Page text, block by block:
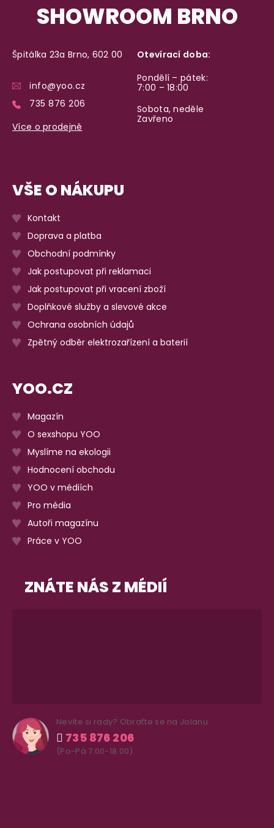
SHOWROOM BRNO
Špitálka 23a Brno, 602 00
info@yoo.cz
735 876 206
Více o prodejně
Otevírací doba:
Pondělí – pátek:
7:00 – 18:00
Sobota, neděle
Zavřeno
VŠE O NÁKUPU
Kontakt
Doprava a platba
Obchodní podmínky
Jak postupovat při reklamaci
Jak postupovat při vracení zboží
Doplňkové služby a slevové akce
Ochrana osobních údajů
Zpětný odběr elektrozařízení a baterií
YOO.CZ
Magazín
O sexshopu YOO
Myslíme na ekologii
Hodnocení obchodu
YOO v médiích
Pro média
Autoři magazínu
Práce v YOO
ZNÁTE NÁS Z MÉDIÍ
Nevíte si rady? Obraťte se na Jolanu
735 876 206
(Po-Pá 7.00-18.00)